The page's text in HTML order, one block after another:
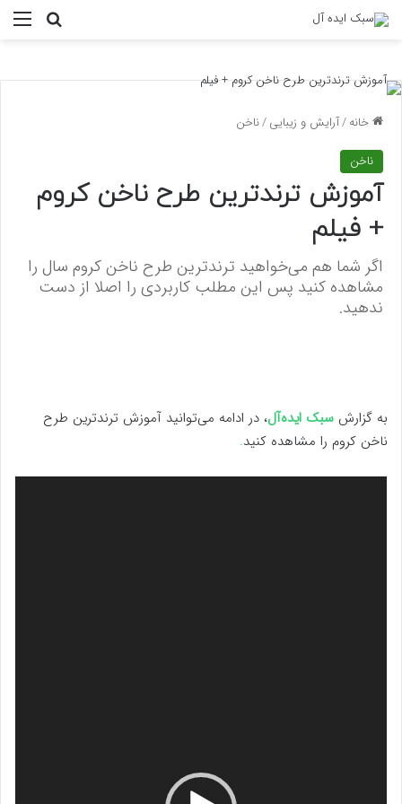
خانه/آرایش و زیبایی/ناخن
ناخن
آموزش ترند‌ترین طرح ناخن کروم
+ فیلم
اگر شما هم می‌خواهید ترند‌ترین طرح ناخن کروم سال را
مشاهده کنید پس این مطلب کاربردی را اصلا از دست
ندهید.
به گزارش سبک ایده‌آل، در ادامه می‌توانید آموزش ترند‌ترین طرح
ناخن کروم را مشاهده کنید.